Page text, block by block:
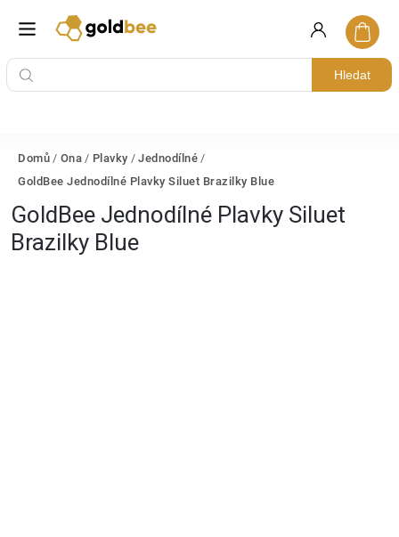
Hledat
Domů / Ona / Plavky / Jednodílné /
GoldBee Jednodílné Plavky Siluet Brazilky Blue
GoldBee Jednodílné Plavky Siluet
Brazilky Blue